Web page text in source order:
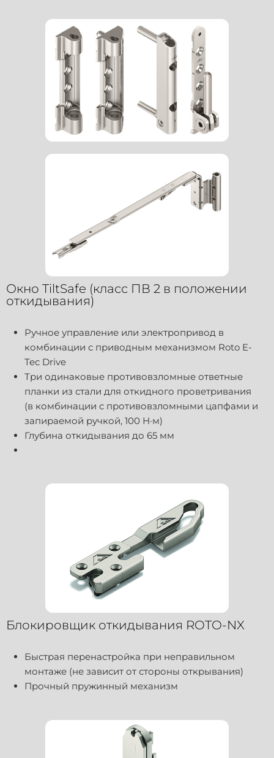
Окно TiltSafe (класс ПВ 2 в положении
откидывания)
Ручное управление или электропривод в
комбинации с приводным механизмом Roto E-
Tec Drive
Три одинаковые противовзломные ответные
планки из стали для откидного проветривания
(в комбинации с противовзломными цапфами и
запираемой ручкой, 100 Н·м)
Глубина откидывания до 65 мм
Блокировщик откидывания ROTO-NX
Быстрая перенастройка при неправильном
монтаже (не зависит от стороны открывания)
Прочный пружинный механизм